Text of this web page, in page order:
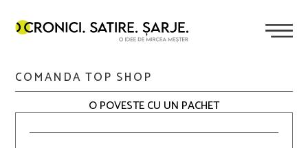
COMANDA TOP SHOP
O POVESTE CU UN PACHET